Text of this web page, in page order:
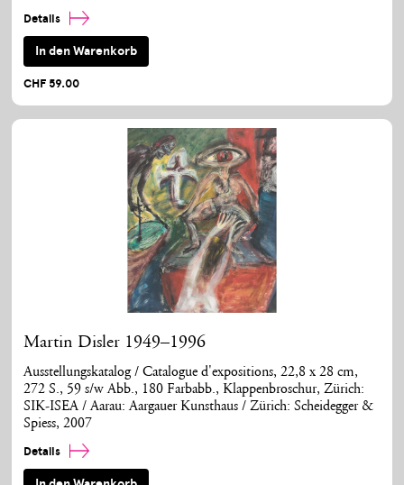
Details
In den Warenkorb
CHF 59.00
Martin Disler 1949–1996
Ausstellungskatalog / Catalogue d'expositions, 22,8 x 28 cm,
272 S., 59 s/w Abb., 180 Farbabb., Klappenbroschur, Zürich:
SIK-ISEA / Aarau: Aargauer Kunsthaus / Zürich: Scheidegger &
Spiess, 2007
Details